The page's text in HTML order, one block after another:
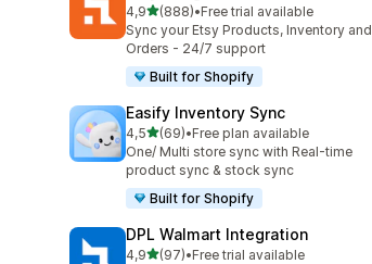
4,95 yıldız üzerinden
(888)
toplam 888 değerlendirme
•Free trial available
Sync your Etsy Products, Inventory and
Orders - 24/7 support
Built for Shopify
Easify Inventory Sync
4,55 yıldız üzerinden
(69)
toplam 69 değerlendirme
•Free plan available
One/ Multi store sync with Real-time
product sync & stock sync
Built for Shopify
DPL Walmart Integration
4,95 yıldız üzerinden
(97)•Free trial available